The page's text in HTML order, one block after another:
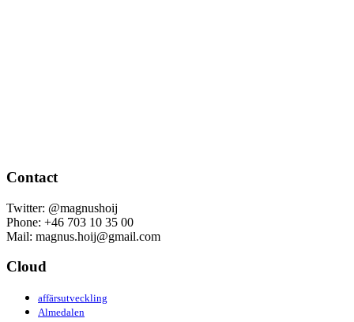
Contact
Twitter: @magnushoij
Phone: +46 703 10 35 00
Mail: magnus.hoij@gmail.com
Cloud
affärsutveckling
Almedalen